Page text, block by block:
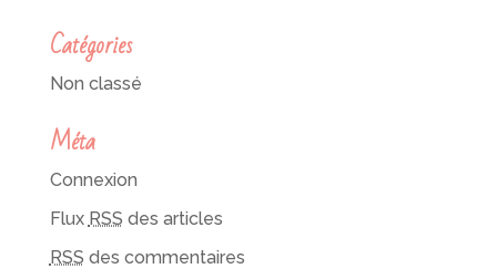
Catégories
Non classé
Méta
Connexion
Flux RSS des articles
RSS des commentaires